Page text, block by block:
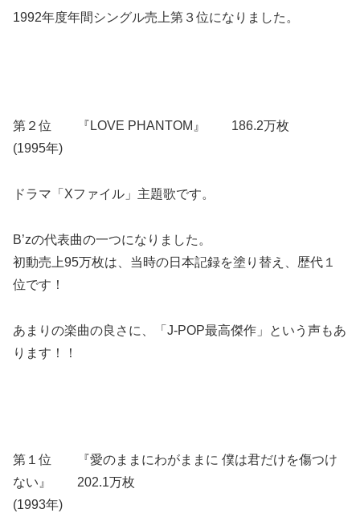
1992年度年間シングル売上第３位になりました。
第２位 『LOVE PHANTOM』 186.2万枚
(1995年)
ドラマ「Xファイル」主題歌です。
B’zの代表曲の一つになりました。
初動売上95万枚は、当時の日本記録を塗り替え、歴代１
位です！
あまりの楽曲の良さに、「J-POP最高傑作」という声もあ
ります！！
第１位 『愛のままにわがままに 僕は君だけを傷つけ
ない』 202.1万枚
(1993年)